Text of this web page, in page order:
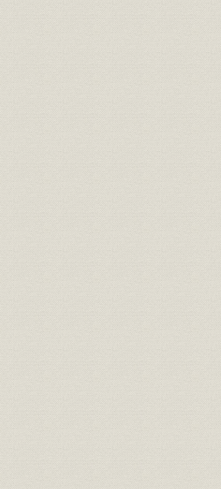
6 日本住宅公団設立と不燃公営住宅への進出
第6節 災害復旧と治水・利水工事
1 災害復旧工事
2 治水・利水事業への取組み
第9章 高度成長下の飛躍と転換 昭和36-43年
第1節 構造変化と神部体制の終焉
1 高度成長時代への出発
2 神部社長の大ビジョンと一挙増資
3 産業・国土政策の転換と当社事業の内容変化
4 転機に立つ神部ビジョン
5 新しい時代に向かって
6 神部時代末期を飾る大号令
7 神部時代の衰退と終局
神部満之助の人と業績
第2節 臨海工業地帯の開発と工場建設
1 太平洋ベルト地帯の形成と臨海工事の展開
2 その他の産業施設の建設工事
第3節 国土のインフラストラクチャー
1 高度成長と大量輸送手段の革新
2 東海道新幹線の建設
3 山陽新幹線の建設
4 電化・複線化等による既成線の改良
5 高速道路の建設
6 マイカー時代の到来と観光道路の開発